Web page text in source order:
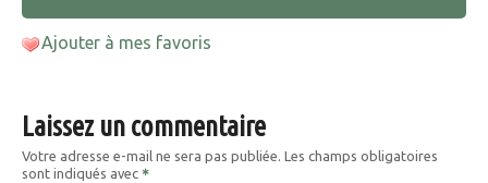
Ajouter à mes favoris
Laissez un commentaire
Votre adresse e-mail ne sera pas publiée. Les champs obligatoires
sont indiqués avec